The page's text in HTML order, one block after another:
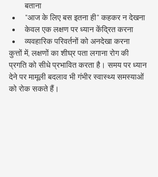
बताना
"आज के लिए बस इतना ही" कहकर न देखना
केवल एक लक्षण पर ध्यान केंद्रित करना
व्यवहारिक परिवर्तनों को अनदेखा करना
कुत्तों में, लक्षणों का शीघ्र पता लगाना रोग की
प्रगति को सीधे प्रभावित करता है। समय पर ध्यान
देने पर मामूली बदलाव भी गंभीर स्वास्थ्य समस्याओं
को रोक सकते हैं।